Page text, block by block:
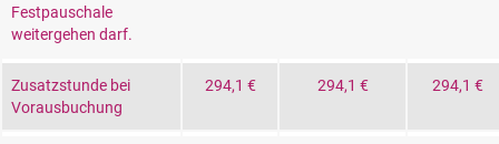
Festpauschale
weitergehen darf.
Zusatzstunde bei
Vorausbuchung
294,1 € 294,1 € 294,1 €